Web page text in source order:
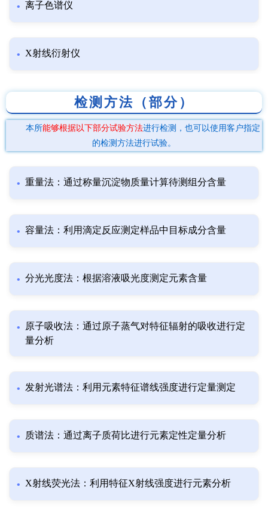
离子色谱仪
X射线衍射仪
检测方法（部分）
本所能够根据以下部分试验方法进行检测，也可以使用客户指定
的检测方法进行试验。
重量法：通过称量沉淀物质量计算待测组分含量
容量法：利用滴定反应测定样品中目标成分含量
分光光度法：根据溶液吸光度测定元素含量
原子吸收法：通过原子蒸气对特征辐射的吸收进行定
量分析
发射光谱法：利用元素特征谱线强度进行定量测定
质谱法：通过离子质荷比进行元素定性定量分析
X射线荧光法：利用特征X射线强度进行元素分析